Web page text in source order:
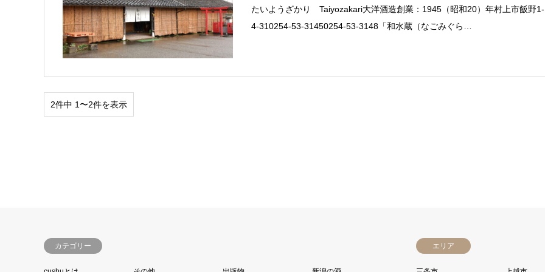
たいようざかり Taiyozakari大洋酒造創業：1945（昭和20）年村上市飯野1-
4-310254-53-31450254-53-3148「和水蔵（なごみぐら…
2件中 1〜2件を表示
カテゴリー エリア